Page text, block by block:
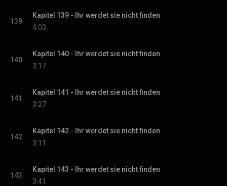
139
Kapitel 139 - Ihr werdet sie nicht finden
4:03
140
Kapitel 140 - Ihr werdet sie nicht finden
3:17
141
Kapitel 141 - Ihr werdet sie nicht finden
3:27
142
Kapitel 142 - Ihr werdet sie nicht finden
3:11
143
Kapitel 143 - Ihr werdet sie nicht finden
3:41